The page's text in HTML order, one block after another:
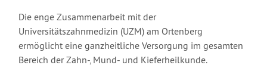
Die enge Zusammenarbeit mit der
Universitätszahnmedizin (UZM) am Ortenberg
ermöglicht eine ganzheitliche Versorgung im gesamten
Bereich der Zahn-, Mund- und Kieferheilkunde.